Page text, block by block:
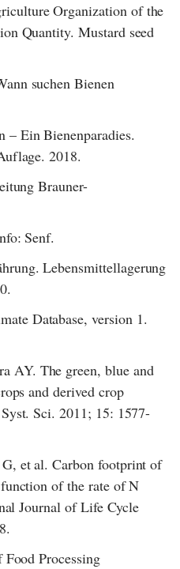
Organization of the
Quantity. Mustard seed
suchen Bienen
– Ein Bienenparadies.
2018.
Brauner-
Senf.
Lebensmittellagerung
Database, version 1.
AY. The green, blue and
and derived crop
Sci. 2011; 15: 1577-
et al. Carbon footprint of
of the rate of N
Journal of Life Cycle
Processing